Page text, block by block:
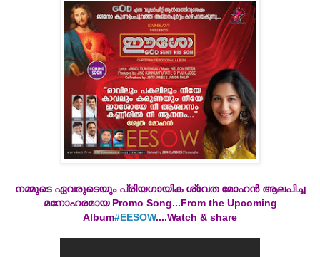
നമ്മുടെ ഏവരുടെയും പ്രിയഗായിക ശ്വേത മോഹന്‍ ആലപിച്ച
മനോഹരമായ Promo Song...From the Upcoming
Album‪#‎EESOW‬....Watch & share